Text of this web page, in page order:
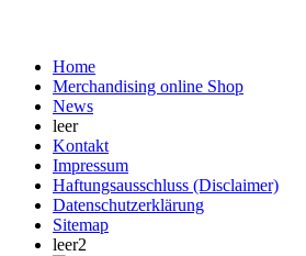
Home
Merchandising online Shop
News
leer
Kontakt
Impressum
Haftungsausschluss (Disclaimer)
Datenschutzerklärung
Sitemap
leer2